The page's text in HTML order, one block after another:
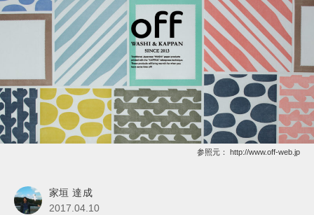
参照元： http://www.off-web.jp
家垣 達成
2017.04.10